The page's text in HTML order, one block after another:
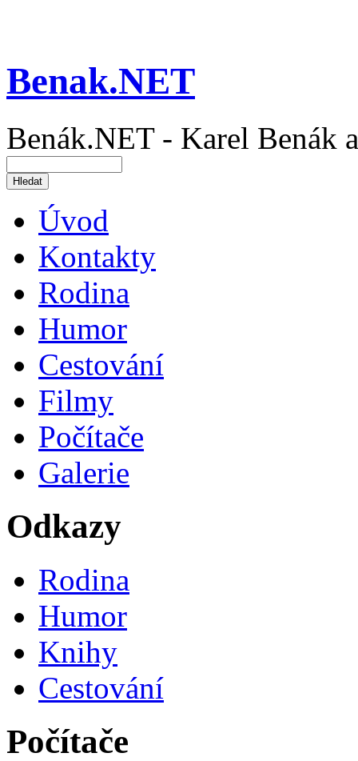
Benak.NET
Benák.NET - Karel Benák
Úvod
Kontakty
Rodina
Humor
Cestování
Filmy
Počítače
Galerie
Odkazy
Rodina
Humor
Knihy
Cestování
Počítače